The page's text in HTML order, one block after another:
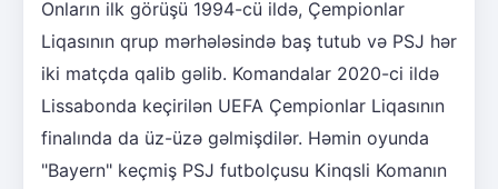
Onların ilk görüşü 1994-cü ildə, Çempionlar
Liqasının qrup mərhələsində baş tutub və PSJ hər
iki matçda qalib gəlib. Komandalar 2020-ci ildə
Lissabonda keçirilən UEFA Çempionlar Liqasının
finalında da üz-üzə gəlmişdilər. Həmin oyunda
"Bayern" keçmiş PSJ futbolçusu Kinqsli Komanın